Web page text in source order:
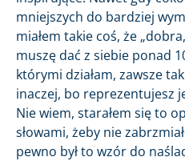
mniejszych do bardziej
miałem takie coś, że
muszę dać z siebie ponad
którymi działam, zawsze
inaczej, bo reprezentujesz
Nie wiem, starałem się to
słowami, żeby nie
pewno był to wzór do